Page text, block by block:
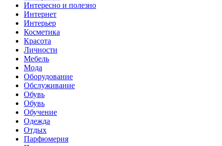
Интересно и полезно
Интернет
Интерьер
Косметика
Красота
Личности
Мебель
Мода
Оборудование
Обслуживание
Обувь
Обувь
Обучение
Одежда
Отдых
Парфюмерия